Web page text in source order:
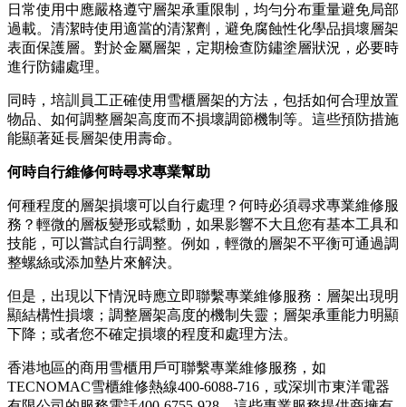
日常使用中應嚴格遵守層架承重限制，均勻分布重量避免局部
過載。清潔時使用適當的清潔劑，避免腐蝕性化學品損壞層架
表面保護層。對於金屬層架，定期檢查防鏽塗層狀況，必要時
進行防鏽處理。
同時，培訓員工正確使用雪櫃層架的方法，包括如何合理放置
物品、如何調整層架高度而不損壞調節機制等。這些預防措施
能顯著延長層架使用壽命。
何時自行維修何時尋求專業幫助
何種程度的層架損壞可以自行處理？何時必須尋求專業維修服
務？輕微的層板變形或鬆動，如果影響不大且您有基本工具和
技能，可以嘗試自行調整。例如，輕微的層架不平衡可通過調
整螺絲或添加墊片來解決。
但是，出現以下情況時應立即聯繫專業維修服務：層架出現明
顯結構性損壞；調整層架高度的機制失靈；層架承重能力明顯
下降；或者您不確定損壞的程度和處理方法。
香港地區的商用雪櫃用戶可聯繫專業維修服務，如
TECNOMAC雪櫃維修熱線400-6088-716，或深圳市東洋電器